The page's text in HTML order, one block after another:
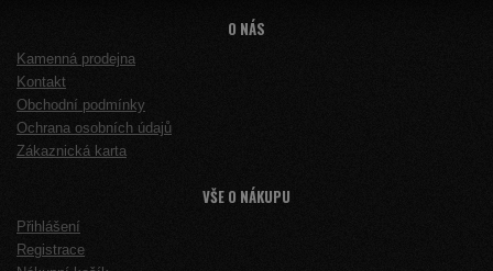
O NÁS
Kamenná prodejna
Kontakt
Obchodní podmínky
Ochrana osobních údajů
Zákaznická karta
VŠE O NÁKUPU
Přihlášení
Registrace